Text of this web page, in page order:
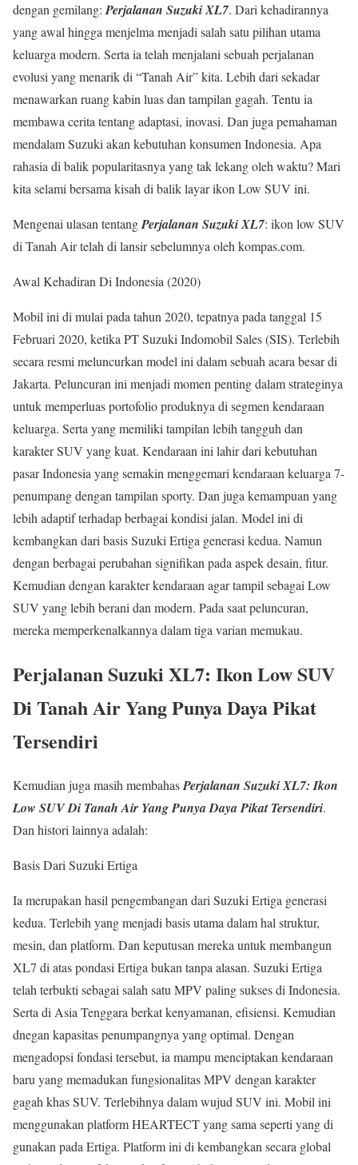
dengan gemilang: Perjalanan Suzuki XL7. Dari kehadirannya
yang awal hingga menjelma menjadi salah satu pilihan utama
keluarga modern. Serta ia telah menjalani sebuah perjalanan
evolusi yang menarik di “Tanah Air” kita. Lebih dari sekadar
menawarkan ruang kabin luas dan tampilan gagah. Tentu ia
membawa cerita tentang adaptasi, inovasi. Dan juga pemahaman
mendalam Suzuki akan kebutuhan konsumen Indonesia. Apa
rahasia di balik popularitasnya yang tak lekang oleh waktu? Mari
kita selami bersama kisah di balik layar ikon Low SUV ini.
Mengenai ulasan tentangPerjalanan Suzuki XL7: ikon low SUV
di Tanah Air telah di lansir sebelumnya oleh kompas.com.
Awal Kehadiran Di Indonesia (2020)
Mobil ini di mulai pada tahun 2020, tepatnya pada tanggal 15
Februari 2020, ketika PT Suzuki Indomobil Sales (SIS). Terlebih
secara resmi meluncurkan model ini dalam sebuah acara besar di
Jakarta. Peluncuran ini menjadi momen penting dalam strateginya
untuk memperluas portofolio produknya di segmen kendaraan
keluarga. Serta yang memiliki tampilan lebih tangguh dan
karakter SUV yang kuat. Kendaraan ini lahir dari kebutuhan
pasar Indonesia yang semakin menggemari kendaraan keluarga 7-
penumpang dengan tampilan sporty. Dan juga kemampuan yang
lebih adaptif terhadap berbagai kondisi jalan. Model ini di
kembangkan dari basis Suzuki Ertiga generasi kedua. Namun
dengan berbagai perubahan signifikan pada aspek desain, fitur.
Kemudian dengan karakter kendaraan agar tampil sebagai Low
SUV yang lebih berani dan modern. Pada saat peluncuran,
mereka memperkenalkannya dalam tiga varian memukau.
Perjalanan Suzuki XL7: Ikon Low SUV
Di Tanah Air Yang Punya Daya Pikat
Tersendiri
Kemudian juga masih membahasPerjalanan Suzuki XL7: Ikon
Low SUV Di Tanah Air Yang Punya Daya Pikat Tersendiri.
Dan histori lainnya adalah:
Basis Dari Suzuki Ertiga
Ia merupakan hasil pengembangan dari Suzuki Ertiga generasi
kedua. Terlebih yang menjadi basis utama dalam hal struktur,
mesin, dan platform. Dan keputusan mereka untuk membangun
XL7 di atas pondasi Ertiga bukan tanpa alasan. Suzuki Ertiga
telah terbukti sebagai salah satu MPV paling sukses di Indonesia.
Serta di Asia Tenggara berkat kenyamanan, efisiensi. Kemudian
dnegan kapasitas penumpangnya yang optimal. Dengan
mengadopsi fondasi tersebut, ia mampu menciptakan kendaraan
baru yang memadukan fungsionalitas MPV dengan karakter
gagah khas SUV. Terlebihnya dalam wujud SUV ini. Mobil ini
menggunakan platform HEARTECT yang sama seperti yang di
gunakan pada Ertiga. Platform ini di kembangkan secara global